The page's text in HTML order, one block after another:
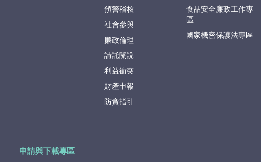
預警稽核
社會參與
廉政倫理
請託關說
利益衝突
財產申報
防貪指引
食品安全廉政工作專
區
國家機密保護法專區
申請與下載專區